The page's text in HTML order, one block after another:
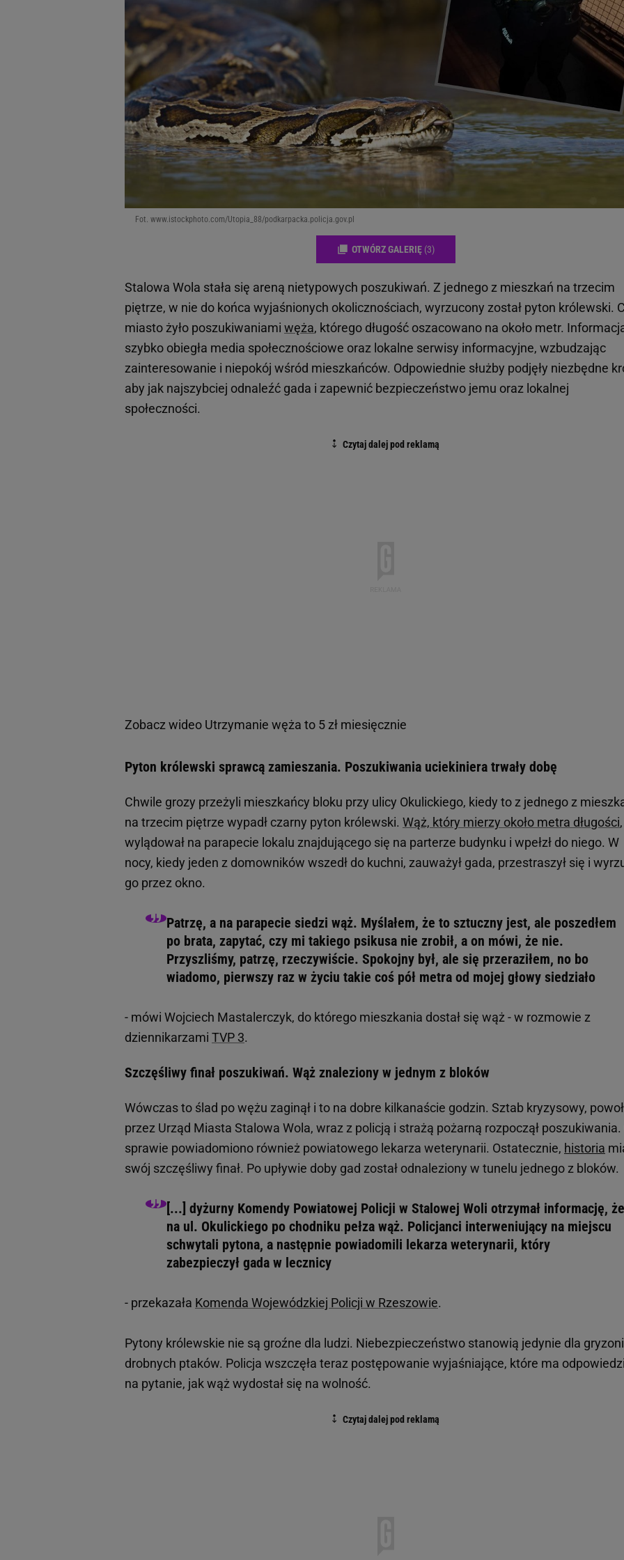
Fot. www.istockphoto.com/Utopia_88/podkarpacka.policja.gov.pl
OTWÓRZ GALERIĘ (3)
Stalowa Wola stała się areną nietypowych poszukiwań. Z jednego z mieszkań na trzecim
piętrze, w nie do końca wyjaśnionych okolicznościach, wyrzucony został pyton królewski.
miasto żyło poszukiwaniami węża, którego długość oszacowano na około metr.
szybko obiegła media społecznościowe oraz lokalne serwisy informacyjne, wzbudzając
zainteresowanie i niepokój wśród mieszkańców. Odpowiednie służby podjęły niezbędne
aby jak najszybciej odnaleźć gada i zapewnić bezpieczeństwo jemu oraz lokalnej
społeczności.
Zobacz wideo Utrzymanie węża to 5 zł miesięcznie
Pyton królewski sprawcą zamieszania. Poszukiwania uciekiniera trwały dobę
Chwile grozy przeżyli mieszkańcy bloku przy ulicy Okulickiego, kiedy to z jednego z
na trzecim piętrze wypadł czarny pyton królewski. Wąż, który mierzy około metra długości,
wylądował na parapecie lokalu znajdującego się na parterze budynku i wpełzł do niego. W
nocy, kiedy jeden z domowników wszedł do kuchni, zauważył gada, przestraszył się i
go przez okno.
Patrzę, a na parapecie siedzi wąż. Myślałem, że to sztuczny jest, ale poszedłem
po brata, zapytać, czy mi takiego psikusa nie zrobił, a on mówi, że nie.
Przyszliśmy, patrzę, rzeczywiście. Spokojny był, ale się przeraziłem, no bo
wiadomo, pierwszy raz w życiu takie coś pół metra od mojej głowy siedziało
- mówi Wojciech Mastalerczyk, do którego mieszkania dostał się wąż - w rozmowie z
dziennikarzami TVP 3.
Szczęśliwy finał poszukiwań. Wąż znaleziony w jednym z bloków
Wówczas to ślad po wężu zaginął i to na dobre kilkanaście godzin. Sztab kryzysowy,
przez Urząd Miasta Stalowa Wola, wraz z policją i strażą pożarną rozpoczął poszukiwania.
sprawie powiadomiono również powiatowego lekarza weterynarii. Ostatecznie, historia
swój szczęśliwy finał. Po upływie doby gad został odnaleziony w tunelu jednego z bloków.
[...] dyżurny Komendy Powiatowej Policji w Stalowej Woli otrzymał informację, że
na ul. Okulickiego po chodniku pełza wąż. Policjanci interweniujący na miejscu
schwytali pytona, a następnie powiadomili lekarza weterynarii, który
zabezpieczył gada w lecznicy
- przekazała Komenda Wojewódzkiej Policji w Rzeszowie.
Pytony królewskie nie są groźne dla ludzi. Niebezpieczeństwo stanowią jedynie dla
drobnych ptaków. Policja wszczęła teraz postępowanie wyjaśniające, które ma
na pytanie, jak wąż wydostał się na wolność.